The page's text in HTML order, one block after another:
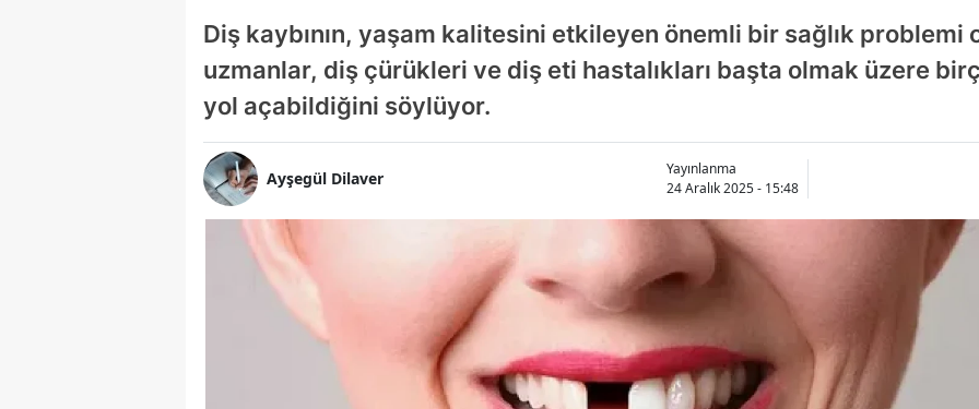
Diş kaybının, yaşam kalitesini etkileyen önemli bir sağlık
uzmanlar, diş çürükleri ve diş eti hastalıkları başta olmak üzere
yol açabildiğini söylüyor.
Ayşegül Dilaver
Yayınlanma
24 Aralık 2025 - 15:48